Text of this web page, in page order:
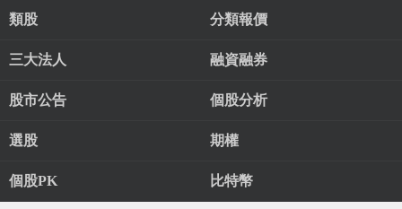
類股 分類報價
三大法人 融資融券
股市公告 個股分析
選股 期權
個股PK 比特幣